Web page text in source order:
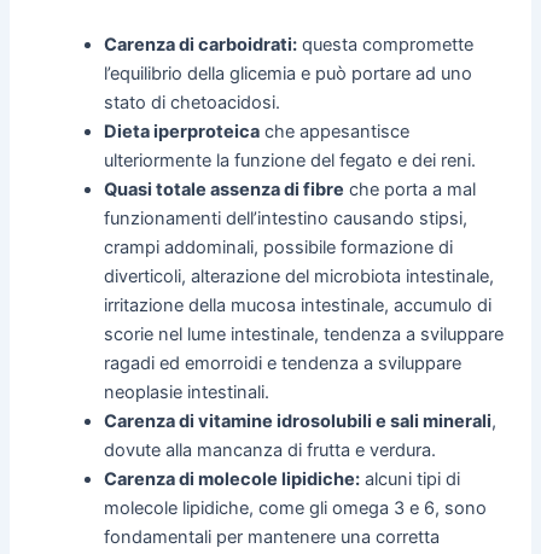
Carenza di carboidrati: questa compromette
l’equilibrio della glicemia e può portare ad uno
stato di chetoacidosi.
Dieta iperproteica che appesantisce
ulteriormente la funzione del fegato e dei reni.
Quasi totale assenza di fibre che porta a mal
funzionamenti dell’intestino causando stipsi,
crampi addominali, possibile formazione di
diverticoli, alterazione del microbiota intestinale,
irritazione della mucosa intestinale, accumulo di
scorie nel lume intestinale, tendenza a sviluppare
ragadi ed emorroidi e tendenza a sviluppare
neoplasie intestinali.
Carenza di vitamine idrosolubili e sali minerali,
dovute alla mancanza di frutta e verdura.
Carenza di molecole lipidiche: alcuni tipi di
molecole lipidiche, come gli omega 3 e 6, sono
fondamentali per mantenere una corretta